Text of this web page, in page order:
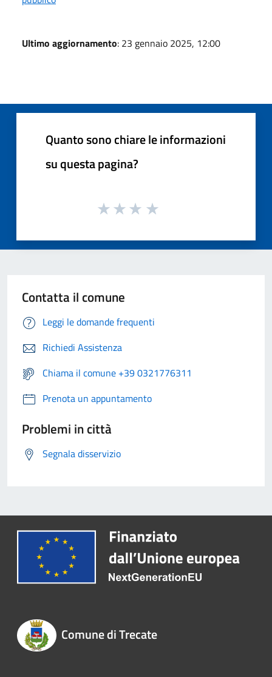
Ultimo aggiornamento: 23 gennaio 2025, 12:00
Quanto sono chiare le informazioni
su questa pagina?
Contatta il comune
Leggi le domande frequenti
Richiedi Assistenza
Chiama il comune +39 0321776311
Prenota un appuntamento
Problemi in città
Segnala disservizio
Comune di Trecate